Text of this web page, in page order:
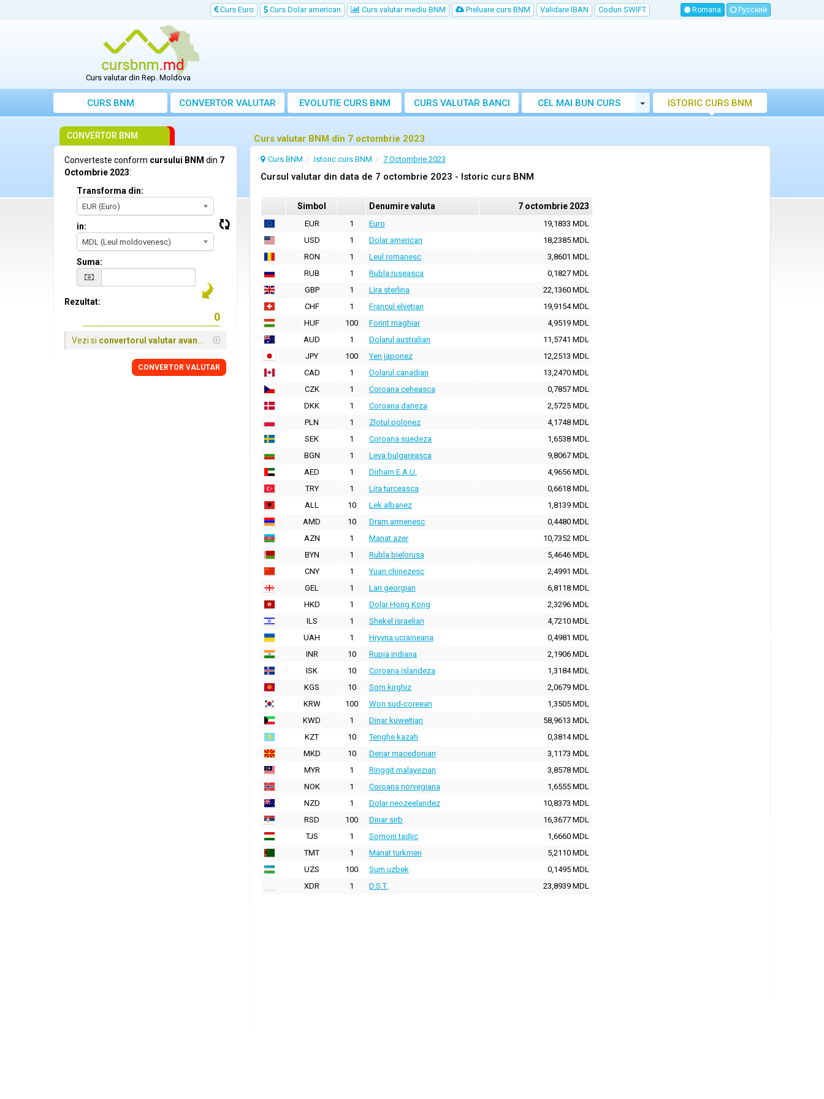
Curs Euro Curs Dolar american Curs valutar mediu BNM Preluare curs BNM Validare IBAN Coduri SWIFT Romana Русский
Curs valutar din Rep. Moldova
CURS BNM CONVERTOR VALUTAR EVOLUTIE CURS BNM CURS VALUTAR BANCI
CEL MAI BUN CURS
VALUTAR MOLDOVA
Toggle Dropdown
ISTORIC CURS BNM
Curs valutar BNM din 7 octombrie 2023
Curs BNM Istoric curs BNM 7 Octombrie 2023
Cursul valutar din data de 7 octombrie 2023 - Istoric curs BNM
Simbol Denumire valuta 7 octombrie 2023
EUR 1 Euro
19,1833 MDL
USD
1 Dolar american
18,2385 MDL
RON
1 Leul romanesc
3,8601 MDL
RUB
1 Rubla ruseasca
0,1827 MDL
GBP
1 Lira sterlina
22,1360 MDL
CHF
1 Francul elvetian
19,9154 MDL
HUF
100 Forint maghiar
4,9519 MDL
AUD
1 Dolarul australian
11,5741 MDL
JPY
100 Yen japonez
12,2513 MDL
CAD
1 Dolarul canadian
13,2470 MDL
CZK
1 Coroana ceheasca
0,7857 MDL
DKK
1 Coroana daneza
2,5725 MDL
PLN
1 Zlotul polonez
4,1748 MDL
SEK
1 Coroana suedeza
1,6538 MDL
BGN
1 Leva bulgareasca
9,8067 MDL
AED
1 Dirham E.A.U.
4,9656 MDL
TRY
1 Lira turceasca
0,6618 MDL
ALL
10 Lek albanez
1,8139 MDL
AMD
10 Dram armenesc
0,4480 MDL
AZN
1 Manat azer
10,7352 MDL
BYN
1 Rubla bielorusa
5,4646 MDL
CNY
1 Yuan chinezesc
2,4991 MDL
GEL
1 Lari georgian
6,8118 MDL
HKD
1 Dolar Hong Kong
2,3296 MDL
ILS
1 Shekel israelian
4,7210 MDL
UAH
1 Hryvna ucraineana
0,4981 MDL
INR
10 Rupia indiana
2,1906 MDL
ISK
10 Coroana islandeza
1,3184 MDL
KGS
10 Som kirghiz
2,0679 MDL
KRW
100 Won sud-coreean
1,3505 MDL
KWD
1 Dinar kuweitian
58,9613 MDL
KZT
10 Tenghe kazah
0,3814 MDL
MKD
10 Denar macedonian
3,1173 MDL
MYR
1 Ringgit malayezian
3,8578 MDL
NOK
1 Coroana norvegiana
1,6555 MDL
NZD
1 Dolar neozeelandez
10,8373 MDL
RSD
100 Dinar sirb
16,3677 MDL
TJS
1 Somoni tadjic
1,6660 MDL
TMT
1 Manat turkmen
5,2110 MDL
UZS
100 Sum uzbek
0,1495 MDL
XDR
1 D.S.T. 23,8939 MDL
CONVERTOR BNM
Converteste conform cursului BNM din 7
Octombrie 2023:
Transforma din:
EUR (Euro)
in:
MDL (Leul moldovenesc)
Suma:
Rezultat:
Vezi si convertorul valutar avansat
CONVERTOR VALUTAR